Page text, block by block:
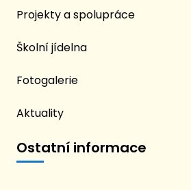
Projekty a spolupráce
Školní jídelna
Fotogalerie
Aktuality
Ostatní informace